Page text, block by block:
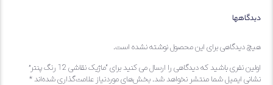
دیدگاهی برای این محصول نوشته نشده است.
نفری باشید که دیدگاهی را ارسال می کنید برای “ماژیک نقاشی 12 رنگ پنتر”
ایمیل شما منتشر نخواهد شد.بخش‌های موردنیاز علامت‌گذاری شده‌اند*